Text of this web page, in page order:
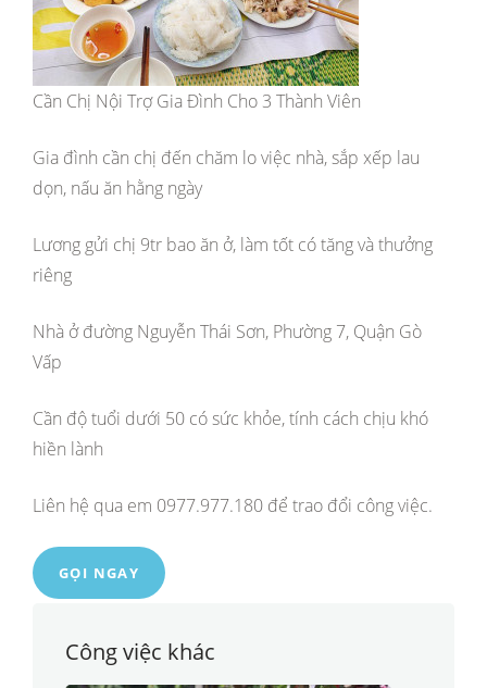
Cần Chị Nội Trợ Gia Đình Cho 3 Thành Viên
Gia đình cần chị đến chăm lo việc nhà, sắp xếp lau
dọn, nấu ăn hằng ngày
Lương gửi chị 9tr bao ăn ở, làm tốt có tăng và thưởng
riêng
Nhà ở đường Nguyễn Thái Sơn, Phường 7, Quận Gò
Vấp
Cần độ tuổi dưới 50 có sức khỏe, tính cách chịu khó
hiền lành
Liên hệ qua em 0977.977.180 để trao đổi công việc.
GỌI NGAY
Công việc khác